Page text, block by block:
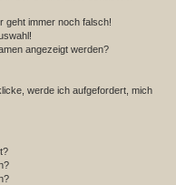
geht immer noch falsch!
angezeigt werden?
werde ich aufgefordert, mich